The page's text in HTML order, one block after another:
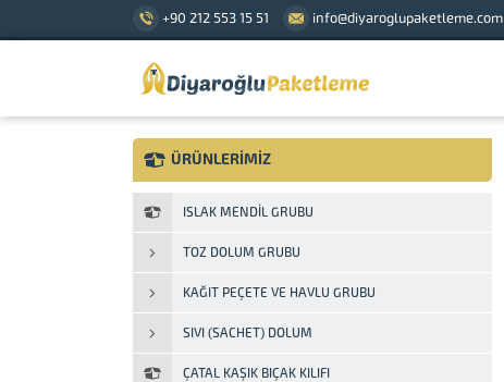
+90 212 553 15 51 info@diyaroglupaketleme.com
ÜRÜNLERİMİZ
ISLAK MENDIL GRUBU
TOZ DOLUM GRUBU
KAĞIT PEÇETE VE HAVLU GRUBU
SIVI (SACHET) DOLUM
ÇATAL KAŞIK BIÇAK KILIFI